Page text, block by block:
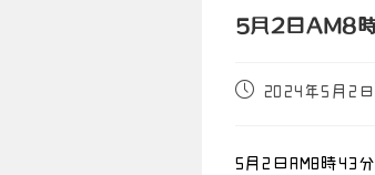
5月2日AM8
2024年5月2日
5月2日AM8時43